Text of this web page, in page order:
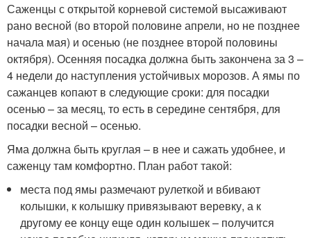
Саженцы с открытой корневой системой высаживают
рано весной (во второй половине апрели, но не позднее
начала мая) и осенью (не позднее второй половины
октября). Осенняя посадка должна быть закончена за 3 –
4 недели до наступления устойчивых морозов. А ямы по
сажанцев копают в следующие сроки: для посадки
осенью – за месяц, то есть в середине сентября, для
посадки весной – осенью.
Яма должна быть круглая – в нее и сажать удобнее, и
саженцу там комфортно. План работ такой:
места под ямы размечают рулеткой и вбивают
колышки, к колышку привязывают веревку, а к
другому ее концу еще один колышек – получится